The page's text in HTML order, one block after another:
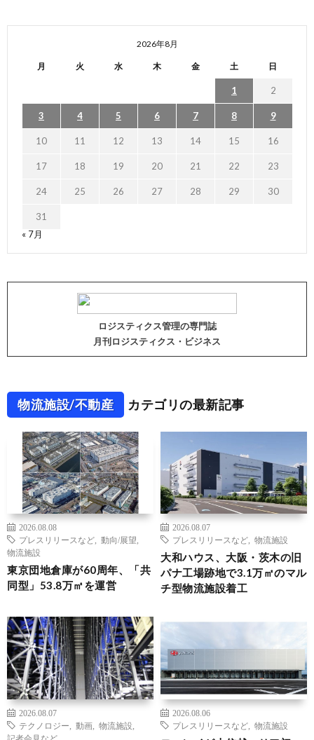
2026年8月
月 火 水 木 金 土 日
1 2
3 4 5 6 7 8 9
10 11 12 13 14 15 16
17 18 19 20 21 22 23
24 25 26 27 28 29 30
31
« 7月
ロジスティクス管理の専門誌
月刊ロジスティクス・ビジネス
物流施設/不動産 カテゴリの最新記事
2026.08.08
プレスリリースなど
動向/展望
物流施設
東京団地倉庫が60周年、「共
同型」53.8万㎡を運営
2026.08.07
プレスリリースなど
物流施設
大和ハウス、大阪・茨木の旧
パナ工場跡地で3.1万㎡のマル
チ型物流施設着工
2026.08.07
テクノロジー
動画 物流施設
記者会見など
2026.08.06
プレスリリースなど
物流施設